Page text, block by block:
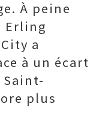
À peine
Erling
a
à un écart
plus